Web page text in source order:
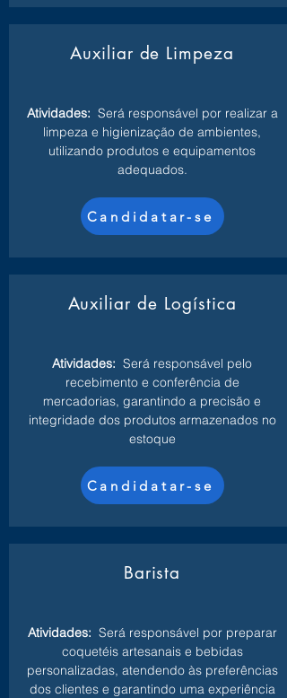
Auxiliar de Limpeza
Atividades: Será responsável por realizar a
limpeza e higienização de ambientes,
utilizando produtos e equipamentos
adequados.
Candidatar-se
Auxiliar de Logística
Atividades: Será responsável pelo
recebimento e conferência de
mercadorias, garantindo a precisão e
integridade dos produtos armazenados no
estoque
Candidatar-se
Barista
Atividades: Será responsável por preparar
coquetéis artesanais e bebidas
personalizadas, atendendo às preferências
dos clientes e garantindo uma experiência